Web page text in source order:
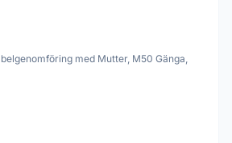
med Mutter, M50 Gänga,